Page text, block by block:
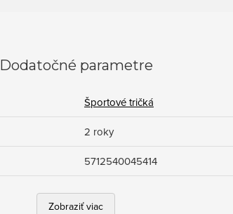
Dodatočné parametre
Športové tričká
2 roky
5712540045414
Zobraziť viac